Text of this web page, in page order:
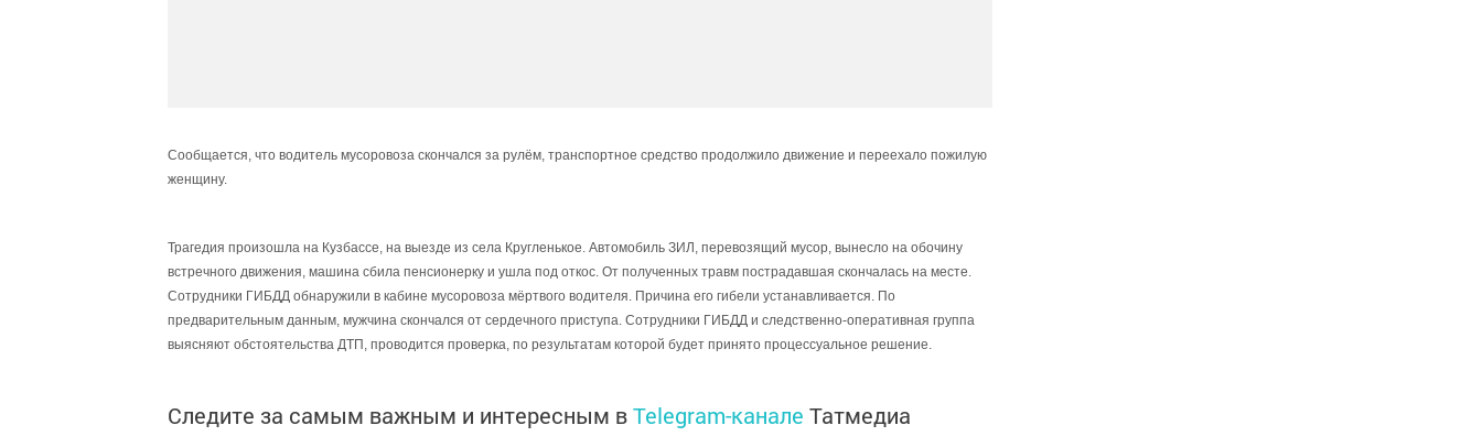
Сообщается, что водитель мусоровоза скончался за рулём, транспортное средство продолжило движение и переехало пожилую
женщину.
Трагедия произошла на Кузбассе, на выезде из села Кругленькое. Автомобиль ЗИЛ, перевозящий мусор, вынесло на обочину
встречного движения, машина сбила пенсионерку и ушла под откос. От полученных травм пострадавшая скончалась на месте.
Сотрудники ГИБДД обнаружили в кабине мусоровоза мёртвого водителя. Причина его гибели устанавливается. По
предварительным данным, мужчина скончался от сердечного приступа. Сотрудники ГИБДД и следственно-оперативная группа
выясняют обстоятельства ДТП, проводится проверка, по результатам которой будет принято процессуальное решение.
Следите за самым важным и интересным вTelegram-канале Татмедиа